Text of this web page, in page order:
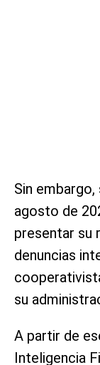
Sin
agosto de
presentar su
denuncias
su
A partir de
Inteligencia